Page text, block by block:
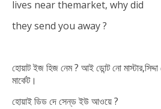
lives near themarket, whydid
they send you away ?
হোয়াট ইজ হিজ নেম ? আই ডোন্ট নো
মার্কেট।
হোয়াই ডিড দে সেন্‌ড ইউ আওয়ে ?